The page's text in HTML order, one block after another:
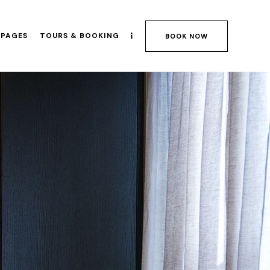
PAGES TOURS & BOOKING BOOK NOW